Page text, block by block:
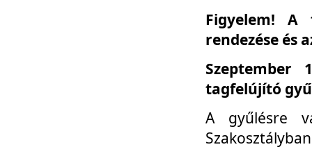
Figyelem! A
rendezése és
Szeptember
tagfelújító
A gyűlésre